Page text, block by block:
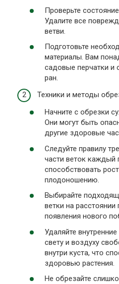
Проверьте
Удалите все
ветви.
Подготовьте
материалы. Вам
садовые перчатки и
ран.
Техники и методы
Начните с обрезки
Они могут быть
другие здоровые
Следуйте правилу
части веток каждый
способствовать
плодоношению.
Выбирайте
ветки на
появления нового
Удаляйте
свету и воздуху
внутри куста, что
здоровью растения.
Не обрезайте